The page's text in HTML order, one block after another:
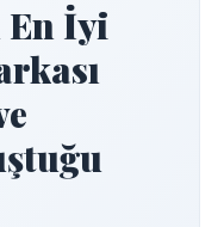
İyi